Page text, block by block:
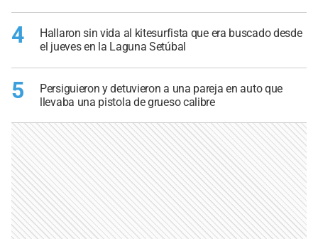
4
Hallaron sin vida al kitesurfista que era buscado desde
el jueves en la Laguna Setúbal
5
Persiguieron y detuvieron a una pareja en auto que
llevaba una pistola de grueso calibre